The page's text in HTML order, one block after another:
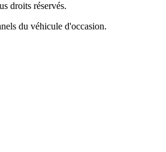
droits réservés.
du véhicule d'occasion.